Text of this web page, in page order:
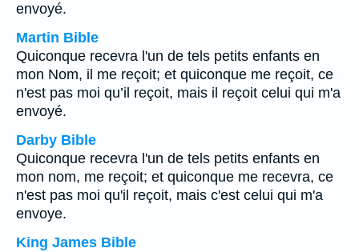
envoyé.
Martin Bible
Quiconque recevra l'un de tels petits enfants en
mon Nom, il me reçoit; et quiconque me reçoit, ce
n'est pas moi qu’il reçoit, mais il reçoit celui qui m'a
envoyé.
Darby Bible
Quiconque recevra l'un de tels petits enfants en
mon nom, me reçoit; et quiconque me recevra, ce
n'est pas moi qu'il reçoit, mais c'est celui qui m'a
envoye.
King James Bible